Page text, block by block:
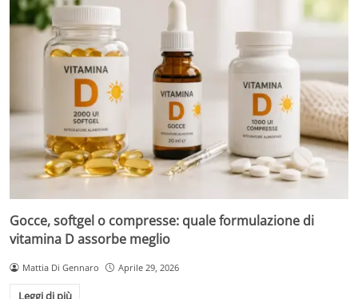
Gocce, softgel o compresse: quale formulazione di
vitamina D assorbe meglio
Mattia Di Gennaro Aprile 29, 2026
Leggi di più